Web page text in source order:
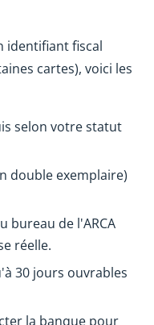
identifiant fiscal
cartes), voici les
selon votre statut
double exemplaire)
bureau de l'ARCA
réelle.
30 jours ouvrables
la banque pour